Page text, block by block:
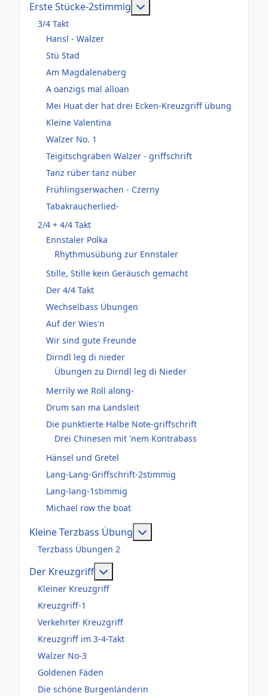
Erste Stücke-2stimmig
3/4 Takt
Hansl - Walzer
Stü Stad
Am Magdalenaberg
A oanzigs mal alloan
Mei Huat der hat drei Ecken-Kreuzgriff übung
Kleine Valentina
Walzer No. 1
Teigitschgraben Walzer - griffschrift
Tanz rüber tanz nüber
Frühlingserwachen - Czerny
Tabakraucherlied-
2/4 + 4/4 Takt
Ennstaler Polka
Rhythmusübung zur Ennstaler
Stille, Stille kein Geräusch gemacht
Der 4/4 Takt
Wechselbass Übungen
Auf der Wies'n
Wir sind gute Freunde
Dirndl leg di nieder
Übungen zu Dirndl leg di Nieder
Merrily we Roll along-
Drum san ma Landsleit
Die punktierte Halbe Note-griffschrift
Drei Chinesen mit 'nem Kontrabass
Hänsel und Gretel
Lang-Lang-Griffschrift-2stimmig
Lang-lang-1stimmig
Michael row the boat
Kleine Terzbass Übung
Terzbass Übungen 2
Der Kreuzgriff
Kleiner Kreuzgriff
Kreuzgriff-1
Verkehrter Kreuzgriff
Kreuzgriff im 3-4-Takt
Walzer No-3
Goldenen Fäden
Die schöne Burgenländerin